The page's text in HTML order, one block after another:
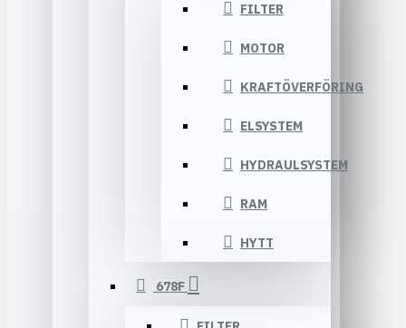
FILTER
MOTOR
KRAFTÖVERFÖRING
ELSYSTEM
HYDRAULSYSTEM
RAM
HYTT
678F